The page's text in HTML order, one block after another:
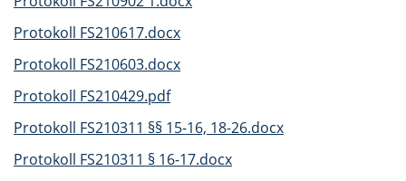
Protokoll FS210617.docx
Protokoll FS210603.docx
Protokoll FS210429.pdf
Protokoll FS210311 §§ 15-16, 18-26.docx
Protokoll FS210311 § 16-17.docx